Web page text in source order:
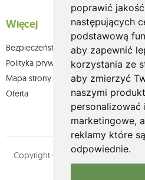
poprawić
następujących
podstawową
aby zapewnić
korzystania ze
aby zmierzyć
naszymi
personalizować
marketingowe,
reklamy które
odpowiednie.
Więcej
Bezpieczeństwo płatności
Polityka prywatności
Mapa strony
Oferta
Copyright © olium.pl. Wszystkie
MOUTON